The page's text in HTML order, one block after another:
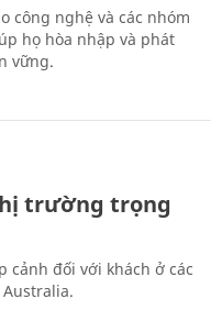
công nghệ và các nhóm
họ hòa nhập và phát
vững.
trường trọng
cảnh đối với khách ở các